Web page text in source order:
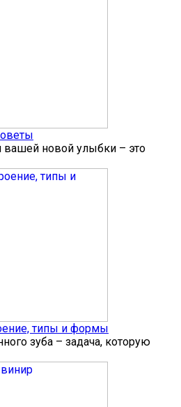
новой улыбки – это
типы и формы
зуба – задача, которую